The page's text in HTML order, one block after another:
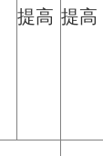
提高 提高